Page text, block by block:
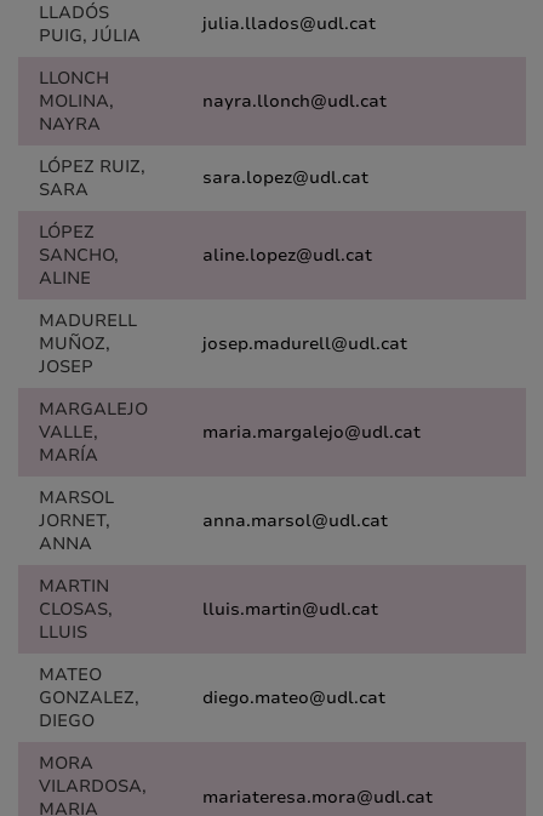
LLADÓS
PUIG, JÚLIA
julia.llados@udl.cat
LLONCH
MOLINA,
NAYRA
nayra.llonch@udl.cat
LÓPEZ RUIZ,
SARA
sara.lopez@udl.cat
LÓPEZ
SANCHO,
ALINE
aline.lopez@udl.cat
MADURELL
MUÑOZ,
JOSEP
josep.madurell@udl.cat
MARGALEJO
VALLE,
MARÍA
maria.margalejo@udl.cat
MARSOL
JORNET,
ANNA
anna.marsol@udl.cat
MARTIN
CLOSAS,
LLUIS
lluis.martin@udl.cat
MATEO
GONZALEZ,
DIEGO
diego.mateo@udl.cat
MORA
VILARDOSA,
MARIA
mariateresa.mora@udl.cat